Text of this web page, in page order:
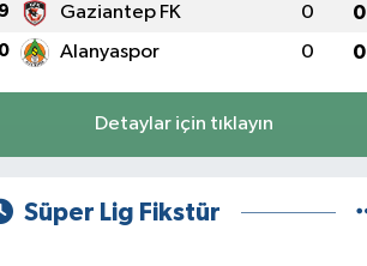
Gaziantep FK 0 0
Alanyaspor 0 0
Detaylar için tıklayın
Süper Lig Fikstür